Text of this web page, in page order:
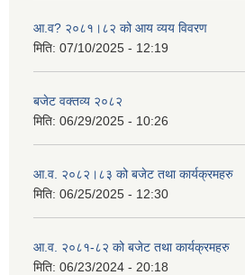
आ.व? २०८१।८२ को आय व्यय विवरण
मिति: 07/10/2025 - 12:19
बजेट वक्तव्य २०८२
मिति: 06/29/2025 - 10:26
आ.व. २०८२।८३ को बजेट तथा कार्यक्रमहरु
मिति: 06/25/2025 - 12:30
आ.व. २०८१-८२ को बजेट तथा कार्यक्रमहरु
मिति: 06/23/2024 - 20:18